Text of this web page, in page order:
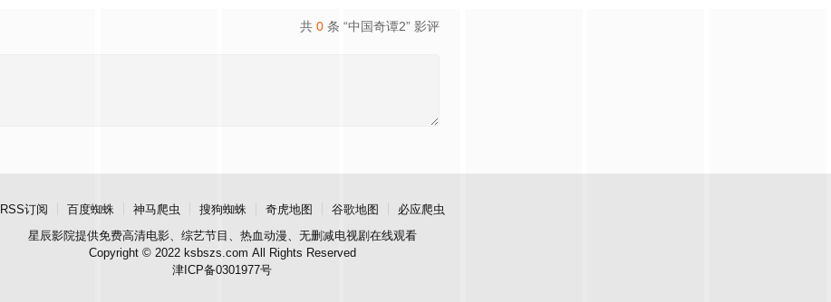
共 0 条 “中国奇谭2” 影评
RSS订阅 百度蜘蛛 神马爬虫 搜狗蜘蛛 奇虎地图 谷歌地图
必应爬虫
星辰影院提供免费高清电影、综艺节目、热血动漫、无删减电视剧在线观看
Copyright © 2022 ksbszs.com All Rights Reserved
津ICP备0301977号